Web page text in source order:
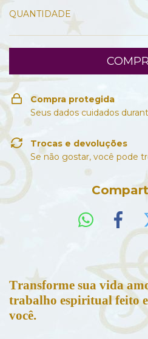
QUANTIDADE
Compra protegida
Seus dados cuidados
Trocas e devoluções
Se não gostar, você pode
Transforme sua vida
trabalho espiritual feito
você.